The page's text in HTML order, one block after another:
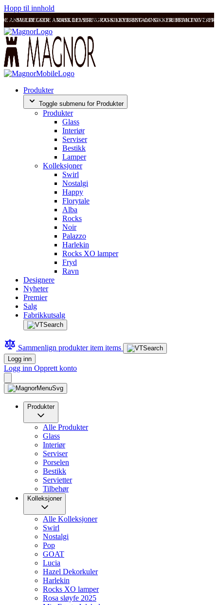
Hopp til innhold
ANMELDELSER RASK LEVERING OG SIKKER BETALING FRI FRAKT OVER
SVÆRT GODE ANMELDELSER RASK LEVERING OG SIKKER BETALING
Produkter
Toggle submenu for Produkter
Produkter
Glass
Interiør
Serviser
Bestikk
Lamper
Kolleksjoner
Swirl
Nostalgi
Happy
Florytale
Alba
Rocks
Noir
Palazzo
Harlekin
Rocks XO lamper
Fryd
Ravn
Designere
Nyheter
Premier
Salg
Fabrikkutsalg
Sammenlign produkteritem items
Logg inn
Logg inn Opprett konto
Produkter
Alle Produkter
Glass
Interiør
Serviser
Porselen
Bestikk
Servietter
Tilbehør
Kolleksjoner
Alle Kolleksjoner
Swirl
Nostalgi
Pop
GOAT
Lucia
Hazel Dekorkuler
Harlekin
Rocks XO lamper
Rosa sløyfe 2025